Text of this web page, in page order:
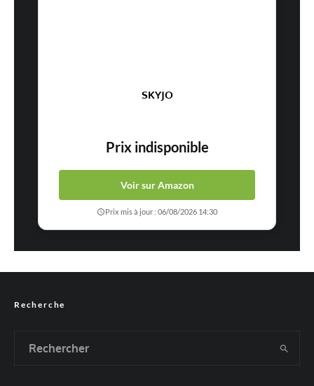
SKYJO
Prix indisponible
Voir sur Amazon
Prix mis à jour : 06/08/2026 14:30
Recherche